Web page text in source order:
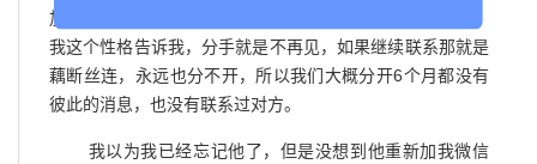
加过我几次好友，给我打过几次电话，但是都被我拒绝了，
我这个性格告诉我，分手就是不再见，如果继续联系那就是
藕断丝连，永远也分不开，所以我们大概分开6个月都没有
彼此的消息，也没有联系过对方。
我以为我已经忘记他了，但是没想到他重新加我微信